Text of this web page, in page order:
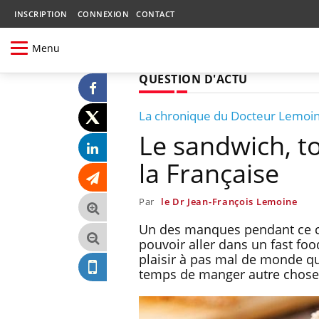
INSCRIPTION CONNEXION CONTACT
Menu
QUESTION D'ACTU
La chronique du Docteur
Le sandwich,
la Française
Par le Dr Jean-François Lemoine
Un des manques pendant
pouvoir aller dans un fast
plaisir à pas mal de monde
temps de manger autre